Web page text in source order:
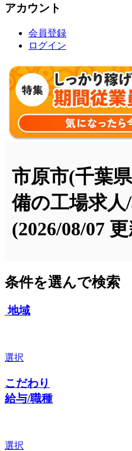
アカウント
会員登録
ログイン
市原市(千葉
備の工場求人
(2026/08/07
条件を選んで検索
地域
選択
こだわり
給与/職種
選択